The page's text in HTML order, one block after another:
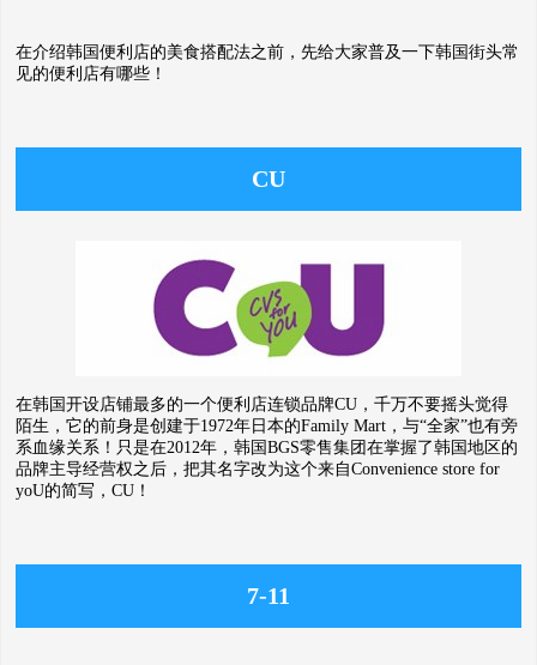
在介绍韩国便利店的美食搭配法之前，先给大家普及一下韩国街头常
见的便利店有哪些！
CU
在韩国开设店铺最多的一个便利店连锁品牌CU，千万不要摇头觉得
陌生，它的前身是创建于1972年日本的Family Mart，与“全家”也有旁
系血缘关系！只是在2012年，韩国BGS零售集团在掌握了韩国地区的
品牌主导经营权之后，把其名字改为这个来自Convenience store for
yoU的简写，CU！
7-11